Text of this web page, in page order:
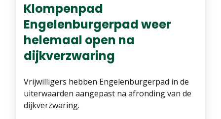
Klompenpad
Engelenburgerpad weer
helemaal open na
dijkverzwaring
Vrijwilligers hebben Engelenburgerpad in de
uiterwaarden aangepast na afronding van de
dijkverzwaring.